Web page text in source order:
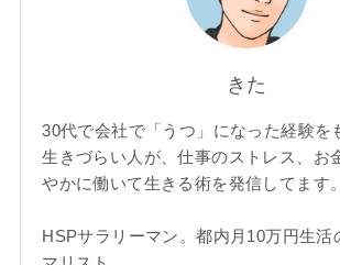
きた
30代で会社で「うつ」になった経験を
生きづらい人が、仕事のストレス、お
やかに働いて生きる術を発信してます。
HSPサラリーマン。都内月10万円生活